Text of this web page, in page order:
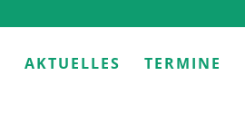
AKTUELLES TERMINE